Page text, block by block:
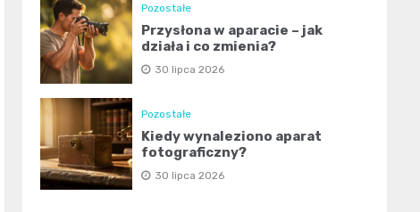
Pozostałe
Przysłona w aparacie – jak
działa i co zmienia?
30 lipca 2026
Pozostałe
Kiedy wynaleziono aparat
fotograficzny?
30 lipca 2026